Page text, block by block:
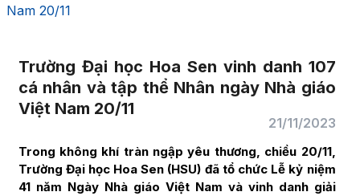
Nam 20/11
Trường Đại học Hoa Sen vinh danh 107
cá nhân và tập thể Nhân ngày Nhà giáo
Việt Nam 20/11
21/11/2023
Trong không khí tràn ngập yêu thương, chiều 20/11,
Trường Đại học Hoa Sen (HSU) đã tổ chức Lễ kỷ niệm
41 năm Ngày Nhà giáo Việt Nam và vinh danh giải